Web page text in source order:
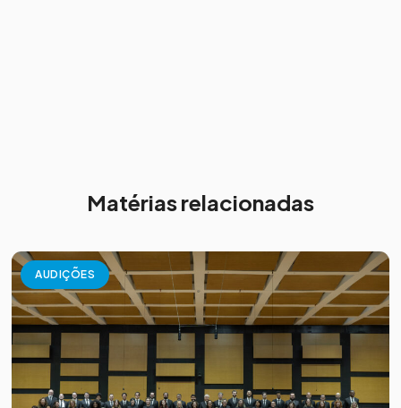
Matérias relacionadas
AUDIÇÕES